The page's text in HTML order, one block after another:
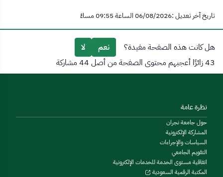
تاريخ آخر تعديل :06/08/2026 الساعة 09:55 مساءً
هل كانت هذه الصفحة مفيدة؟ نعم
لا
43 زائرًا أعجبهم محتوى الصفحة من أصل 44 مشاركة
نظرة عامة
حول جامعة نجران
المشاركة الإلكترونية
السياسات والإجراءات
التقويم الجامعي
اتفاقية مستوى الخدمة للخدمات الإلكترونية
المكتبة الرقمية السعودية